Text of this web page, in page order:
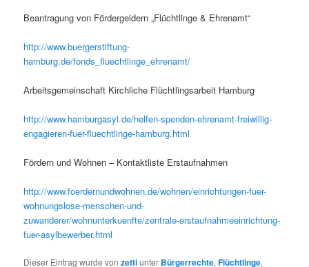
Beantragung von Fördergeldern „Flüchtlinge & Ehrenamt“
http://www.buergerstiftung-
hamburg.de/fonds_fluechtlinge_ehrenamt/
Arbeitsgemeinschaft Kirchliche Flüchtlingsarbeit Hamburg
http://www.hamburgasyl.de/helfen-spenden-ehrenamt-freiwillig-
engagieren-fuer-fluechtlinge-hamburg.html
Fördern und Wohnen – Kontaktliste Erstaufnahmen
http://www.foerdernundwohnen.de/wohnen/einrichtungen-fuer-
wohnungslose-menschen-und-
zuwanderer/wohnunterkuenfte/zentrale-erstaufnahmeeinrichtung-
fuer-asylbewerber.html
Dieser Eintrag wurde vonzettiunter Bürgerrechte,Flüchtlinge,